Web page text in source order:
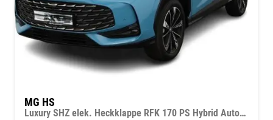
MG HS
Luxury SHZ elek. Heckklappe RFK 170 PS Hybrid Automatik